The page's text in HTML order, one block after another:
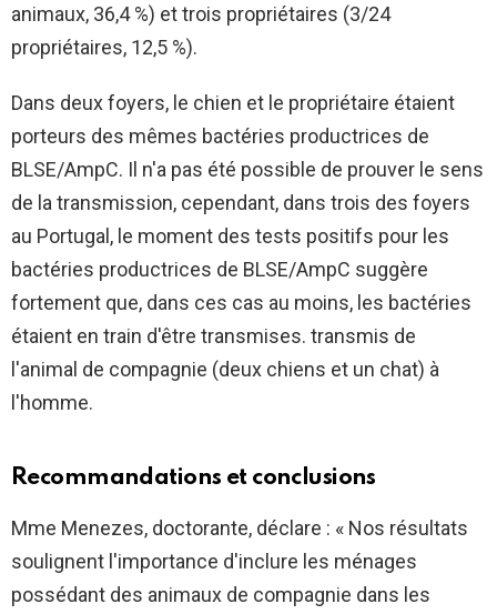
animaux, 36,4 %) et trois propriétaires (3/24
propriétaires, 12,5 %).
Dans deux foyers, le chien et le propriétaire étaient
porteurs des mêmes bactéries productrices de
BLSE/AmpC. Il n'a pas été possible de prouver le sens
de la transmission, cependant, dans trois des foyers
au Portugal, le moment des tests positifs pour les
bactéries productrices de BLSE/AmpC suggère
fortement que, dans ces cas au moins, les bactéries
étaient en train d'être transmises. transmis de
l'animal de compagnie (deux chiens et un chat) à
l'homme.
Recommandations et conclusions
Mme Menezes, doctorante, déclare : « Nos résultats
soulignent l'importance d'inclure les ménages
possédant des animaux de compagnie dans les